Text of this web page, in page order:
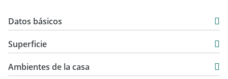
Datos básicos
Venta
USD 88.000
Superficie
229 m2
Ambientes de la casa